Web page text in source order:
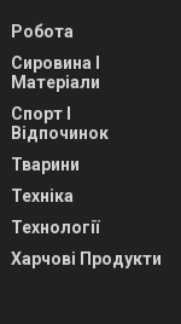
Робота
Сировина І
Матеріали
Спорт І
Відпочинок
Тварини
Техніка
Технології
Харчові Продукти